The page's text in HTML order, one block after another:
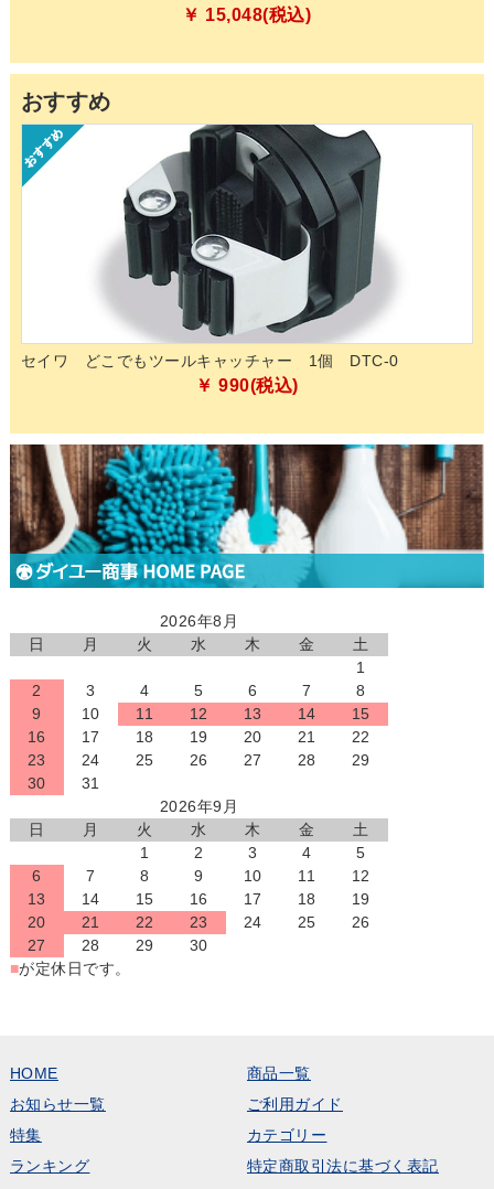
￥ 15,048(税込)
おすすめ
セイワ どこでもツールキャッチャー 1個 DTC-0
￥ 990(税込)
2026年8月
日
月 火 水 木 金
土
1
2
3 4 5 6 7
8
9
10 11 12 13 14
15
16
17 18 19 20 21
22
23
24 25 26 27 28
29
30
31
2026年9月
日
月 火 水 木 金
土
1
2 3 4
5
6
7 8 9 10 11
12
13
14 15 16 17 18
19
20
21 22 23 24 25
26
27
28 29
30
■が定休日です。
HOME
商品一覧
お知らせ一覧
ご利用ガイド
特集
カテゴリー
ランキング
特定商取引法に基づく表記